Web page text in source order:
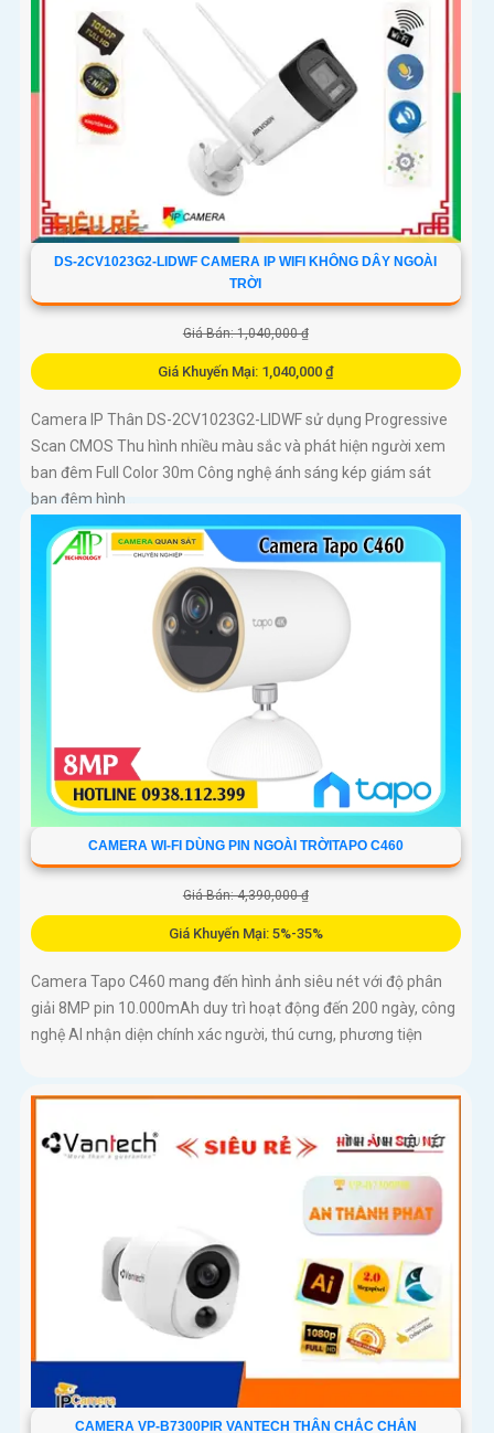
DS-2CV1023G2-LIDWF CAMERA IP WIFI KHÔNG DÂY NGOÀI
TRỜI
Giá Bán: 1,040,000 ₫
Giá Khuyến Mại: 1,040,000 ₫
Camera IP Thân DS-2CV1023G2-LIDWF sử dụng Progressive
Scan CMOS Thu hình nhiều màu sắc và phát hiện người xem
ban đêm Full Color 30m Công nghệ ánh sáng kép giám sát
ban đêm hình...
CAMERA WI-FI DÙNG PIN NGOÀI TRỜITAPO C460
Giá Bán: 4,390,000 ₫
Giá Khuyến Mại: 5%-35%
Camera Tapo C460 mang đến hình ảnh siêu nét với độ phân
giải 8MP pin 10.000mAh duy trì hoạt động đến 200 ngày, công
nghệ AI nhận diện chính xác người, thú cưng, phương tiện
CAMERA VP-B7300PIR VANTECH THÂN CHẮC CHẮN